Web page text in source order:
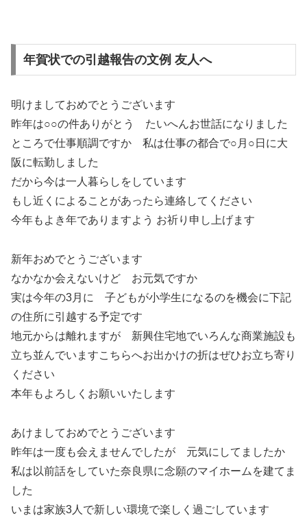
年賀状での引越報告の文例 友人へ
明けましておめでとうございます
昨年は○○の件ありがとう たいへんお世話になりました
ところで仕事順調ですか 私は仕事の都合で○月○日に大
阪に転勤しました
だから今は一人暮らしをしています
もし近くによることがあったら連絡してください
今年もよき年でありますよう お祈り申し上げます
新年おめでとうございます
なかなか会えないけど お元気ですか
実は今年の3月に 子どもが小学生になるのを機会に下記
の住所に引越する予定です
地元からは離れますが 新興住宅地でいろんな商業施設も
立ち並んでいますこちらへお出かけの折はぜひお立ち寄り
ください
本年もよろしくお願いいたします
あけましておめでとうございます
昨年は一度も会えませんでしたが 元気にしてましたか
私は以前話をしていた奈良県に念願のマイホームを建てま
した
いまは家族3人で新しい環境で楽しく過ごしています